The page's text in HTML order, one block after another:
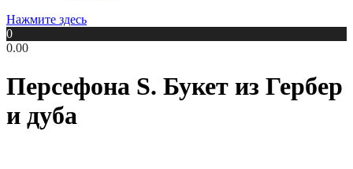
Нажмите здесь
0
0.00
Персефона S. Букет из Гербер
и дуба